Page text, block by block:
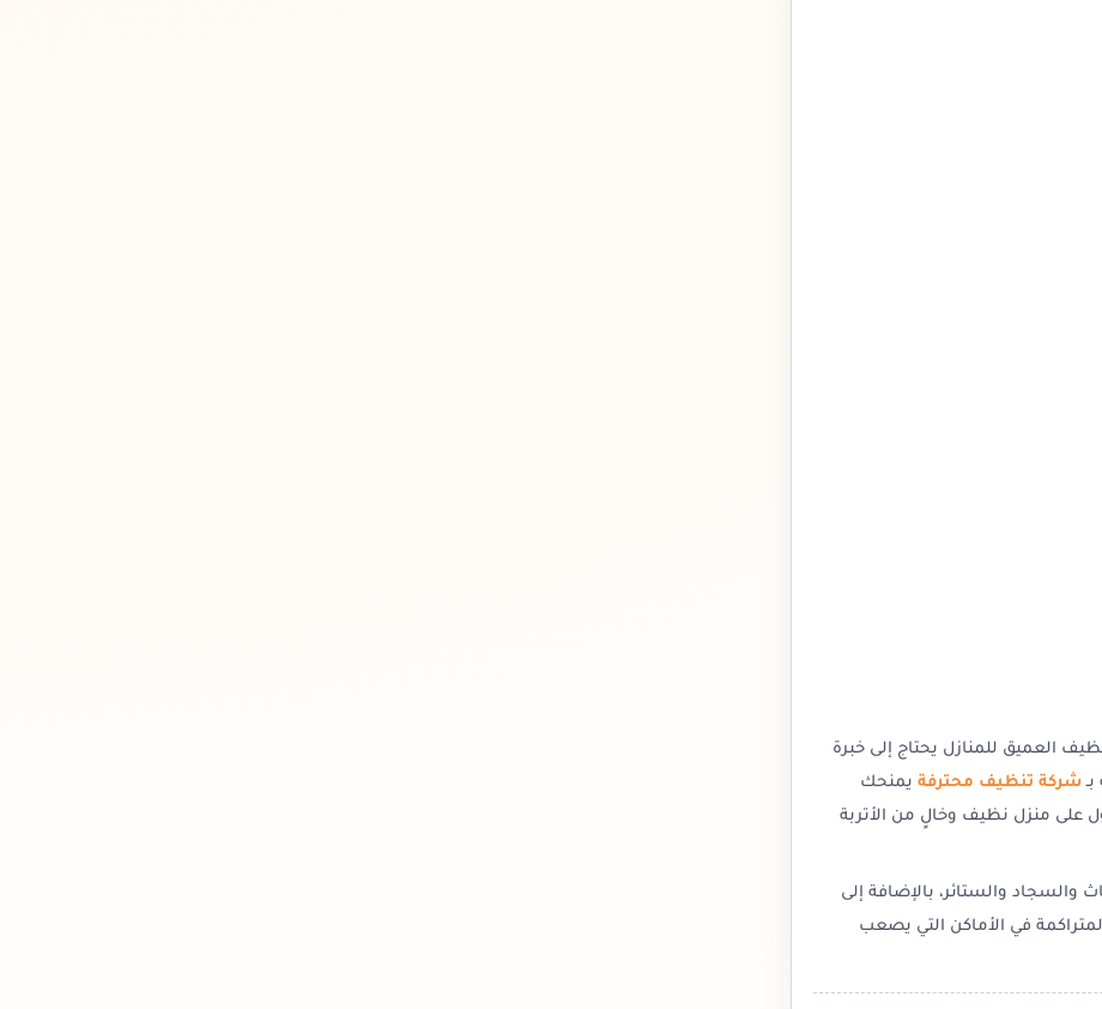
العميق للمنازل يحتاج إلى خبرة
شركة تنظيف محترفة يمنحك
على منزل نظيف وخالٍ من الأتربة
والسجاد والستائر، بالإضافة إلى
في الأماكن التي يصعب